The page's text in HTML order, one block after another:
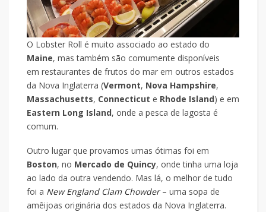
O Lobster Roll é muito associado ao estado do
Maine, mas também são comumente disponíveis
em restaurantes de frutos do mar em outros estados
da Nova Inglaterra (Vermont, Nova Hampshire,
Massachusetts, Connecticut e Rhode Island) e em
Eastern Long Island, onde a pesca de lagosta é
comum.
Outro lugar que provamos umas ótimas foi em
Boston, no Mercado de Quincy, onde tinha uma loja
ao lado da outra vendendo. Mas lá, o melhor de tudo
foi a New England Clam Chowder– uma sopa de
amêijoas originária dos estados da Nova Inglaterra.